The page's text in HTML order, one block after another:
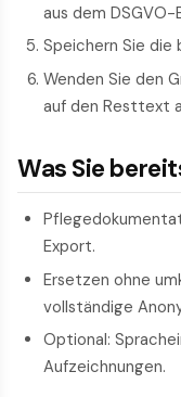
aus dem DSGVO-
Speichern Sie die
Wenden Sie den
auf den Resttext
Was Sie
Export.
Ersetzen ohne
vollständige
Optional:
Aufzeichnungen.